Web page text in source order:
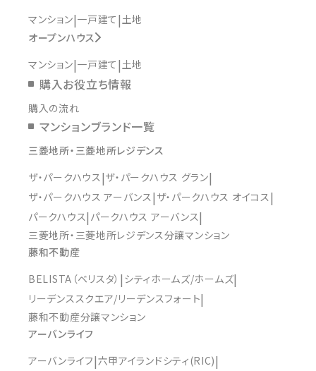
マンション 一戸建て 土地
オープンハウス
マンション 一戸建て 土地
購入お役立ち情報
購入の流れ
マンションブランド一覧
三菱地所・三菱地所レジデンス
ザ・パークハウス ザ・パークハウス グラン
ザ・パークハウス アーバンス ザ・パークハウス オイコス
パークハウス パークハウス アーバンス
三菱地所・三菱地所レジデンス分譲マンション
藤和不動産
BELISTA（ベリスタ） シティホームズ/ホームズ
リーデンススクエア/リーデンスフォート
藤和不動産分譲マンション
アーバンライフ
アーバンライフ 六甲アイランドシティ(RIC)